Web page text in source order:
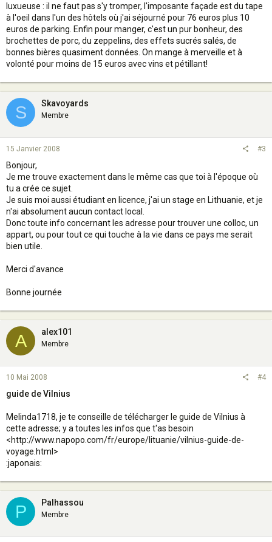
luxueuse : il ne faut pas s'y tromper, l'imposante façade est du tape
à l'oeil dans l'un des hôtels où j'ai séjourné pour 76 euros plus 10
euros de parking. Enfin pour manger, c'est un pur bonheur, des
brochettes de porc, du zeppelins, des effets sucrés salés, de
bonnes bières quasiment données. On mange à merveille et à
volonté pour moins de 15 euros avec vins et pétillant!
S Skavoyards
Membre
15 Janvier 2008 #3
Bonjour,
Je me trouve exactement dans le même cas que toi à l'époque où
tu a crée ce sujet.
Je suis moi aussi étudiant en licence, j'ai un stage en Lithuanie, et je
n'ai absolument aucun contact local.
Donc toute info concernant les adresse pour trouver une colloc, un
appart, ou pour tout ce qui touche à la vie dans ce pays me serait
bien utile.
Merci d'avance
Bonne journée
A alex101
Membre
10 Mai 2008 #4
guide de Vilnius
Melinda1718, je te conseille de télécharger le guide de Vilnius à
cette adresse; y a toutes les infos que t'as besoin
<http://www.napopo.com/fr/europe/lituanie/vilnius-guide-de-
voyage.html>
:japonais:
P Palhassou
Membre